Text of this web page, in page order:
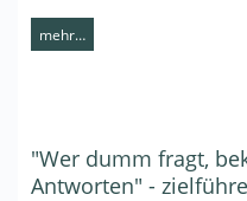
mehr…
"Wer dumm fragt,
Antworten" -